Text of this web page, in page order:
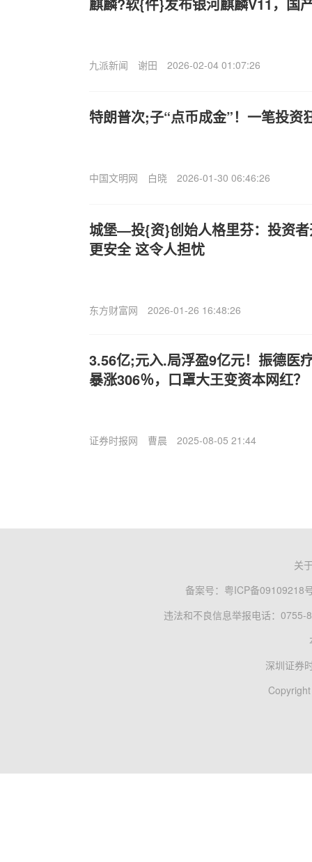
九派新闻 谢田 2026-02-04 01:07:26
特朗普次;子“点币成金”！一笔投资
中国文明网 白晓 2026-01-30 06:46:26
城堡—投{资}创始人格里芬：投资
更安全 这令人担忧
东方财富网 2026-01-26 16:48:26
3.56亿;元入.局浮盈9亿元！振德医
暴涨306％，口罩大王变资本网红？
证券时报网 曹晨 2025-08-05 21:44
关
备案号： 粤ICP备09109218
违法和不良信息举报电话：0755-
深圳证券